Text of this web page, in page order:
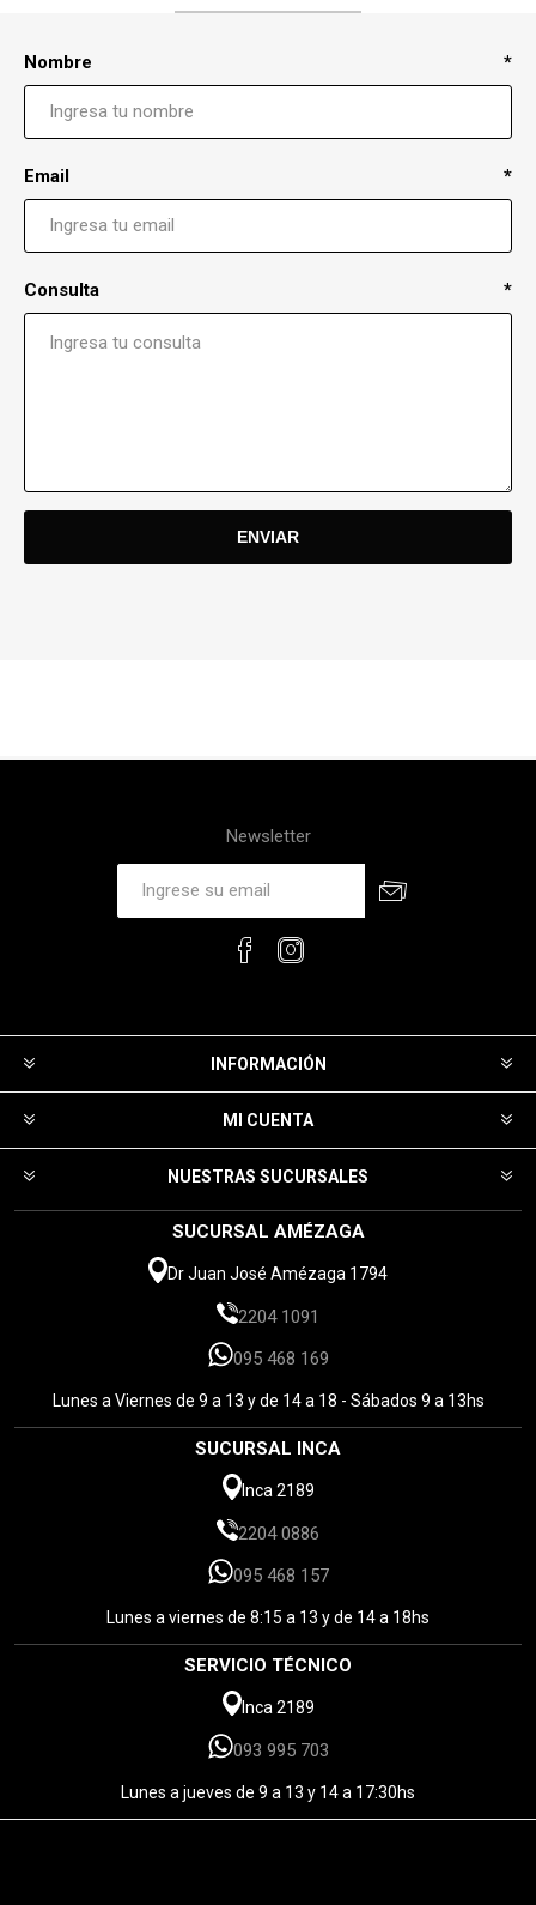
Nombre *
Email *
Consulta *
Newsletter
INFORMACIÓN
MI CUENTA
NUESTRAS SUCURSALES
SUCURSAL AMÉZAGA
Dr Juan José Amézaga 1794
2204 1091
095 468 169
Lunes a Viernes de 9 a 13 y de 14 a 18 - Sábados 9 a 13hs
SUCURSAL INCA
Inca 2189
2204 0886
095 468 157
Lunes a viernes de 8:15 a 13 y de 14 a 18hs
SERVICIO TÉCNICO
Inca 2189
093 995 703
Lunes a jueves de 9 a 13 y 14 a 17:30hs